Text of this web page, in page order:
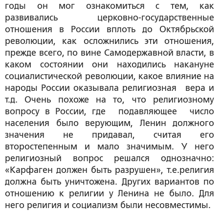
годы он мог ознакомиться с тем, как
развивались церковно-государственные
отношения в России вплоть до Октябрьской
революции, как осложнились эти отношения,
прежде всего, по вине Самодержавной власти, в
каком состоянии они находились накануне
социалистической революции, какое влияние на
народы России оказывала религиозная вера и
т.д. Очень похоже на то, что религиозному
вопросу в России, где подавляющее число
населения было верующим, Ленин должного
значения не придавал, считая его
второстепенным и мало значимым. У него
религиозный вопрос решался однозначно:
«Карфаген должен быть разрушен», т.е.религия
должна быть уничтожена. Других вариантов по
отношению к религии у Ленина не было. Для
него религия и социализм были несовместимы.